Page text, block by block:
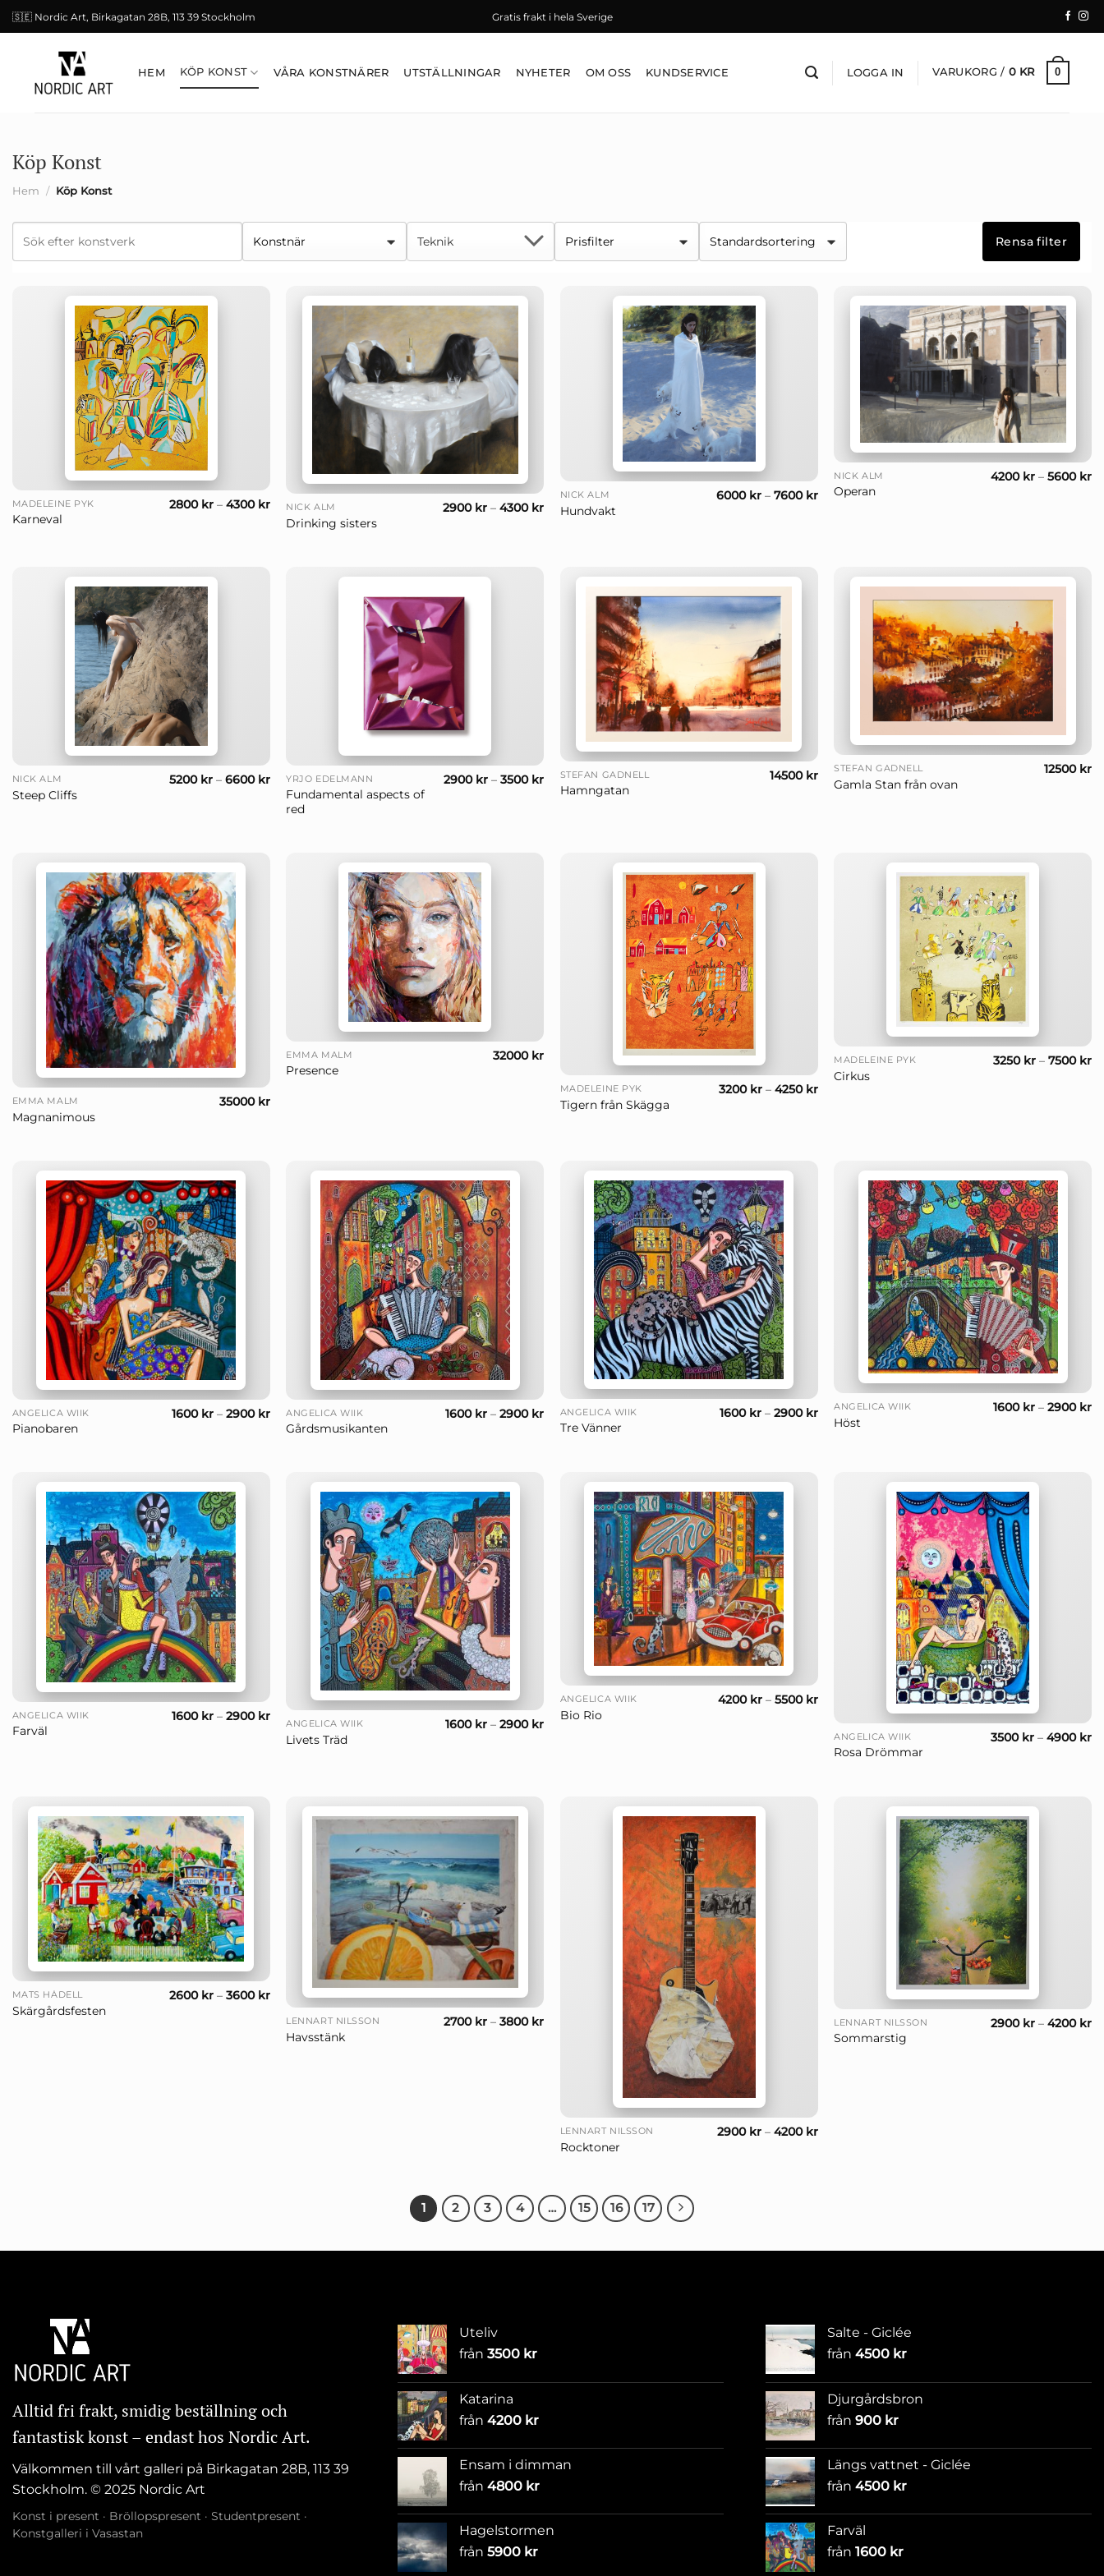
Skip
to
🇸🇪 Nordic Art, Birkagatan 28B, 113 39 Stockholm Gratis frakt i hela Sverige
HEM KÖP KONST VÅRA KONSTNÄRER UTSTÄLLNINGAR NYHETER OM OSS KUNDSERVICE LOGGA IN VARUKORG / 0 KR 0
Köp Konst
Hem / Köp Konst
Rensa filter
MADELEINE PYK
Karneval
2800 kr– 4300 kr NICK ALM
Drinking sisters
2900 kr –4300 kr
NICK ALM
Hundvakt
6000 kr– 7600 kr
NICK ALM
Operan
4200 kr –5600 kr
NICK ALM
Steep Cliffs
5200 kr– 6600 kr YRJÖ EDELMANN
Fundamental aspects of
red
2900 kr –3500 kr STEFAN GADNELL
Hamngatan
14500 kr STEFAN GADNELL
Gamla Stan från ovan
12500 kr
+
EMMA MALM
Magnanimous
35000 kr
EMMA MALM
Presence
32000 kr
MADELEINE PYK
Tigern från Skägga
3200 kr– 4250 kr
MADELEINE PYK
Cirkus
3250 kr –7500 kr
+
ANGELICA WIIK
Pianobaren
1600 kr– 2900 kr
+
ANGELICA WIIK
Gårdsmusikanten
1600 kr –2900 kr
+
ANGELICA WIIK
Tre Vänner
1600 kr– 2900 kr
+
ANGELICA WIIK
Höst
1600 kr –2900 kr
+
ANGELICA WIIK
Farväl
1600 kr– 2900 kr
+
ANGELICA WIIK
Livets Träd
1600 kr –2900 kr
+
ANGELICA WIIK
Bio Rio
4200 kr– 5500 kr
ANGELICA WIIK
Rosa Drömmar
3500 kr –4900 kr
MATS HÅDELL
Skärgårdsfesten
2600 kr– 3600 kr
LENNART NILSSON
Havsstänk
2700 kr –3800 kr
LENNART NILSSON
Rocktoner
2900 kr– 4200 kr
LENNART NILSSON
Sommarstig
2900 kr –4200 kr
1 2 3 4 … 15 16 17
Alltid fri frakt, smidig beställning och
fantastisk konst – endast hos Nordic Art.
Välkommen till vårt galleri på Birkagatan 28B, 113 39
Stockholm. © 2025 Nordic Art
Konst i present · Bröllopspresent · Studentpresent ·
Konstgalleri i Vasastan
Uteliv
från 3500 kr
Katarina
från 4200 kr
Ensam i dimman
från 4800 kr
Hagelstormen
från 5900 kr
Salte - Giclée
från 4500 kr
Djurgårdsbron
från 900 kr
Längs vattnet - Giclée
från 4500 kr
Farväl
från 1600 kr